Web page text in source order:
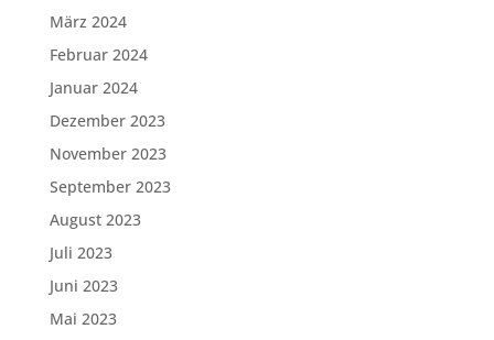
März 2024
Februar 2024
Januar 2024
Dezember 2023
November 2023
September 2023
August 2023
Juli 2023
Juni 2023
Mai 2023